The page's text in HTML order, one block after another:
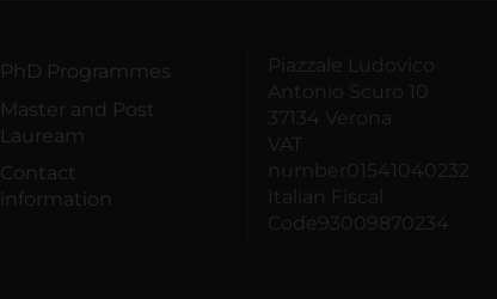
PhD Programmes
Master and Post
Lauream
Contact
information
Piazzale Ludovico
Antonio Scuro 10
37134 Verona
VAT
number01541040232
Italian Fiscal
Code93009870234